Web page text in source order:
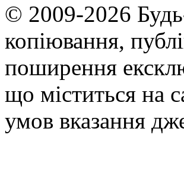
© 2009-2026
копiювання,
поширення
що мiститься на
умов вказання